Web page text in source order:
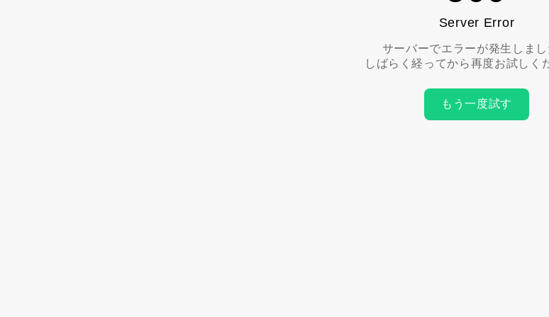
Server Error
サーバーでエラーが発生しまし
しばらく経ってから再度お試しく
もう一度試す